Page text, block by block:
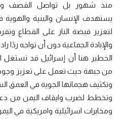
منذ شهور بل تواصل القصف
يستهدف الإنسان والبنية
لتعزيز قبضة النار على القطاع
والإبادة الجماعية دون أن تواجه ردًا
الخطير هنا أن إسرائيل قد تستغل
من جبهة حيث تعمل على تعزيز
وتكثيف هجماتها الجوية في العمق
وتخطط لضرب وايقاف اليمن من
ومخابرات اسرائيلية وامريكية في